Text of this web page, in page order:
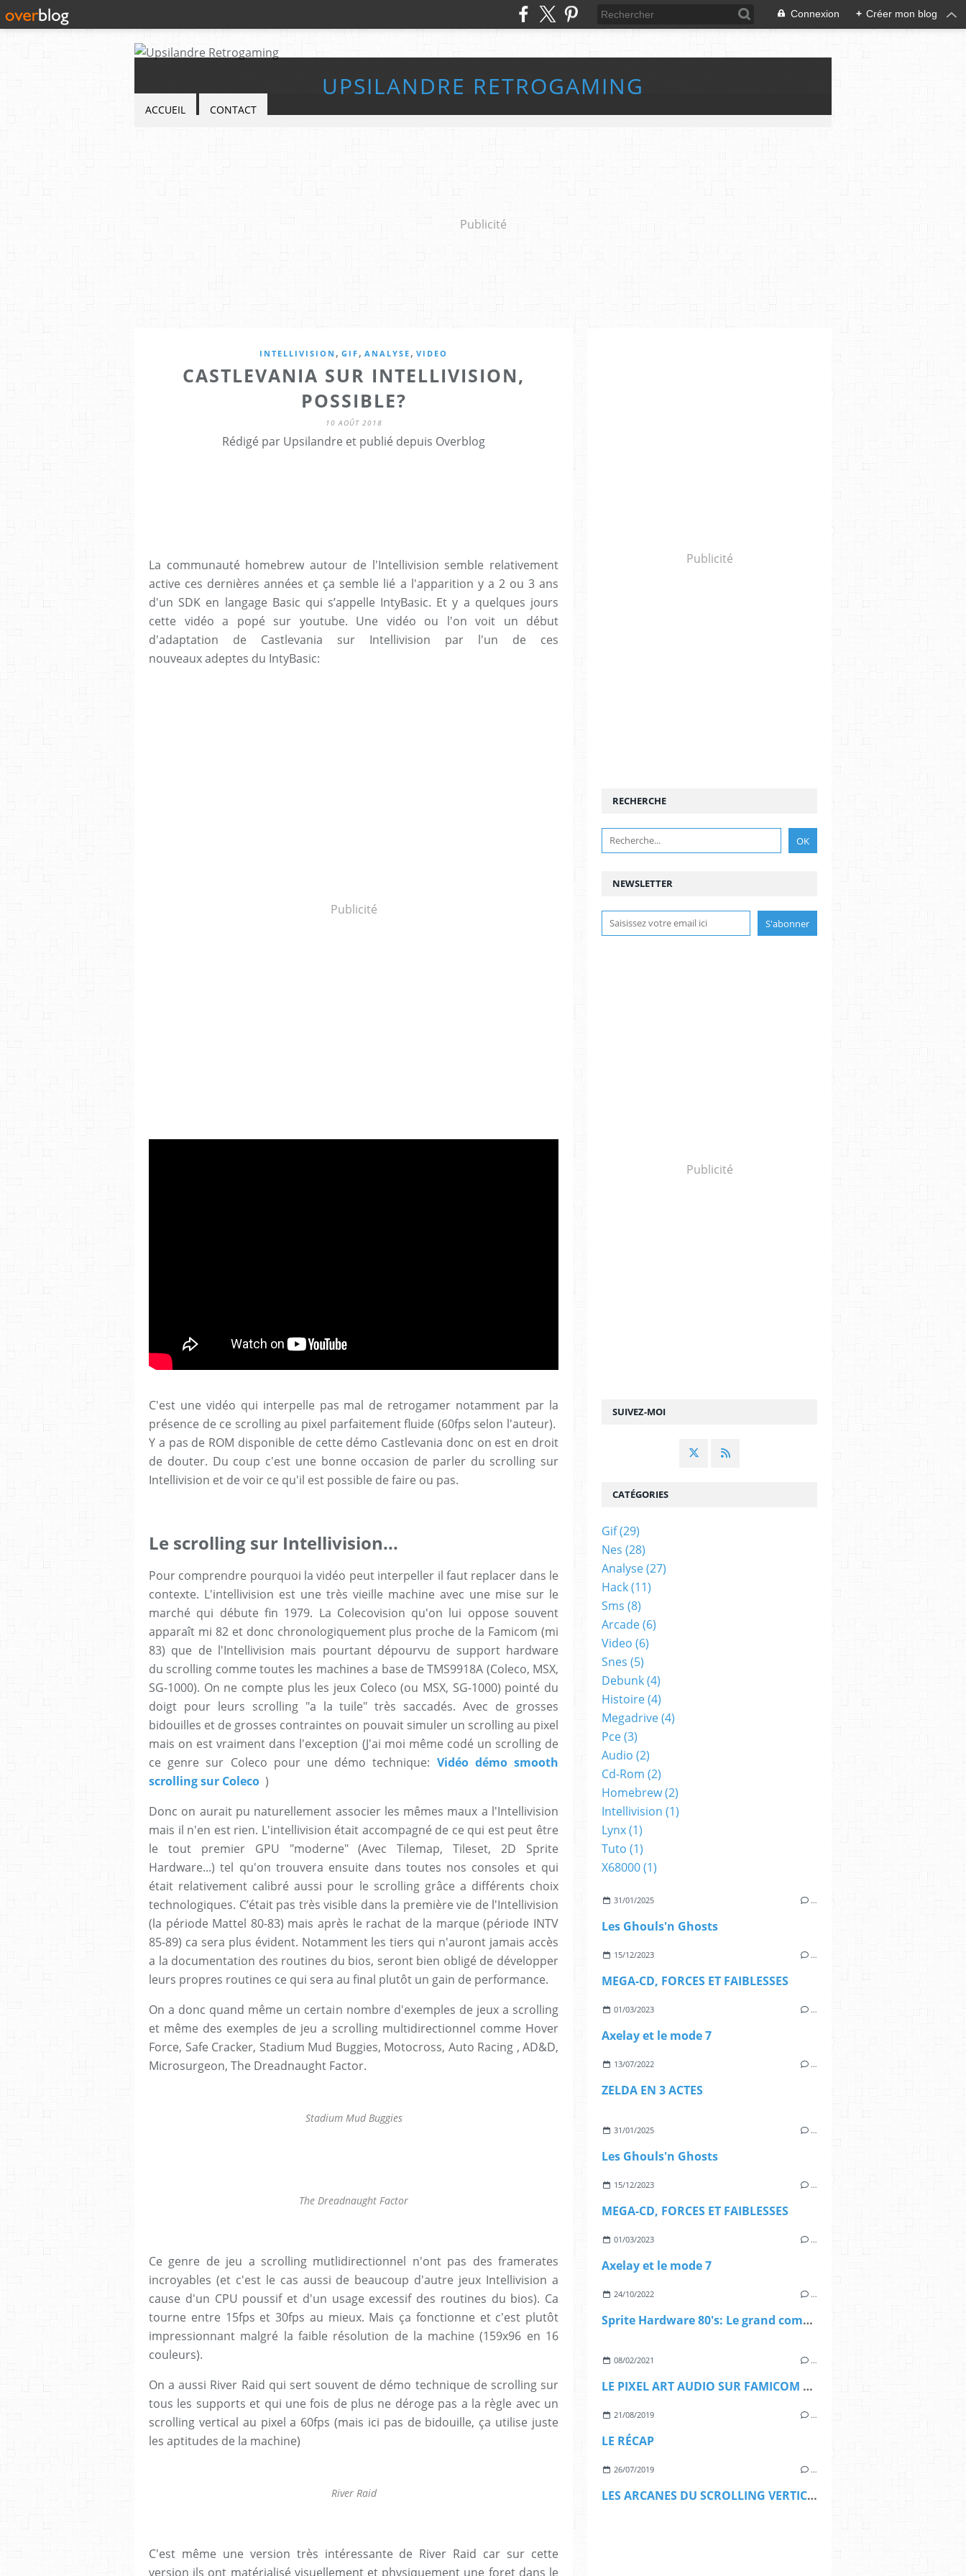
Connexion + Créer mon blog
UPSILANDRE RETROGAMING
ACCUEIL CONTACT
Publicité
INTELLIVISION , GIF , ANALYSE , VIDEO
CASTLEVANIA SUR INTELLIVISION,
POSSIBLE?
10 AOÛT 2018
Rédigé par Upsilandre et publié depuis Overblog
La communauté homebrew autour de l'Intellivision semble relativement
active ces dernières années et ça semble lié a l'apparition y a 2 ou 3 ans
d'un SDK en langage Basic qui s’appelle IntyBasic. Et y a quelques jours
cette vidéo a popé sur youtube. Une vidéo ou l'on voit un début
d'adaptation de Castlevania sur Intellivision par l'un de ces
nouveaux adeptes du IntyBasic:
Publicité
C'est une vidéo qui interpelle pas mal de retrogamer notamment par la
présence de ce scrolling au pixel parfaitement fluide (60fps selon l'auteur).
Y a pas de ROM disponible de cette démo Castlevania donc on est en droit
de douter. Du coup c'est une bonne occasion de parler du scrolling sur
Intellivision et de voir ce qu'il est possible de faire ou pas.
Le scrolling sur Intellivision...
Pour comprendre pourquoi la vidéo peut interpeller il faut replacer dans le
contexte. L'intellivision est une très vieille machine avec une mise sur le
marché qui débute fin 1979. La Colecovision qu'on lui oppose souvent
apparaît mi 82 et donc chronologiquement plus proche de la Famicom (mi
83) que de l'Intellivision mais pourtant dépourvu de support hardware
du scrolling comme toutes les machines a base de TMS9918A (Coleco, MSX,
SG-1000). On ne compte plus les jeux Coleco (ou MSX, SG-1000) pointé du
doigt pour leurs scrolling "a la tuile" très saccadés. Avec de grosses
bidouilles et de grosses contraintes on pouvait simuler un scrolling au pixel
mais on est vraiment dans l'exception (J'ai moi même codé un scrolling de
ce genre sur Coleco pour une démo technique: Vidéo démo smooth
scrolling sur Coleco )
Donc on aurait pu naturellement associer les mêmes maux a l'Intellivision
mais il n'en est rien. L'intellivision était accompagné de ce qui est peut être
le tout premier GPU "moderne" (Avec Tilemap, Tileset, 2D Sprite
Hardware...) tel qu'on trouvera ensuite dans toutes nos consoles et qui
était relativement calibré aussi pour le scrolling grâce a différents choix
technologiques. C’était pas très visible dans la première vie de l'Intellivision
(la période Mattel 80-83) mais après le rachat de la marque (période INTV
85-89) ca sera plus évident. Notamment les tiers qui n'auront jamais accès
a la documentation des routines du bios, seront bien obligé de développer
leurs propres routines ce qui sera au final plutôt un gain de performance.
On a donc quand même un certain nombre d'exemples de jeux a scrolling
et même des exemples de jeu a scrolling multidirectionnel comme Hover
Force, Safe Cracker, Stadium Mud Buggies, Motocross, Auto Racing , AD&D,
Microsurgeon, The Dreadnaught Factor.
Stadium Mud Buggies
The Dreadnaught Factor
Ce genre de jeu a scrolling mutlidirectionnel n'ont pas des framerates
incroyables (et c'est le cas aussi de beaucoup d'autre jeux Intellivision a
cause d'un CPU poussif et d'un usage excessif des routines du bios). Ca
tourne entre 15fps et 30fps au mieux. Mais ça fonctionne et c'est plutôt
impressionnant malgré la faible résolution de la machine (159x96 en 16
couleurs).
On a aussi River Raid qui sert souvent de démo technique de scrolling sur
tous les supports et qui une fois de plus ne déroge pas a la règle avec un
scrolling vertical au pixel a 60fps (mais ici pas de bidouille, ça utilise juste
les aptitudes de la machine)
River Raid
C'est même une version très intéressante de River Raid car sur cette
version ils ont matérialisé visuellement et physiquement une foret dans le
Publicité
NEWSLETTER
SUIVEZ-MOI
RECHERCHE
Publicité
31/01/2025 …
Les Ghouls'n Ghosts
15/12/2023 …
MEGA-CD, FORCES ET FAIBLESSES
01/03/2023 …
Axelay et le mode 7
13/07/2022 …
ZELDA EN 3 ACTES
31/01/2025 …
Les Ghouls'n Ghosts
15/12/2023 …
MEGA-CD, FORCES ET FAIBLESSES
01/03/2023 …
Axelay et le mode 7
24/10/2022 …
Sprite Hardware 80's: Le grand comparatif
08/02/2021 …
LE PIXEL ART AUDIO SUR FAMICOM DISK SYSTEM
21/08/2019 …
LE RÉCAP
26/07/2019 …
LES ARCANES DU SCROLLING VERTICAL SUR NES
CATÉGORIES
Gif(29)
Nes (28)
Analyse(27)
Hack(11)
Sms (8)
Arcade(6)
Video (6)
Snes (5)
Debunk(4)
Histoire(4)
Megadrive(4)
Pce(3)
Audio (2)
Cd-Rom (2)
Homebrew(2)
Intellivision (1)
Lynx(1)
Tuto (1)
X68000(1)